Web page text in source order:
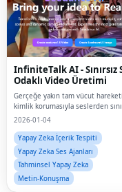
InfiniteTalk AI - Sınırsız
Odaklı Video Üretimi
Gerçeğe yakın tam vücut
kimlik korumasıyla seslerden
uzunlukta konuşma videoları
2026-01-04
Yapay Zeka İçerik Tespiti
Yapay Zeka Ses Ajanları
Tahminsel Yapay Zeka
Metin-Konuşma